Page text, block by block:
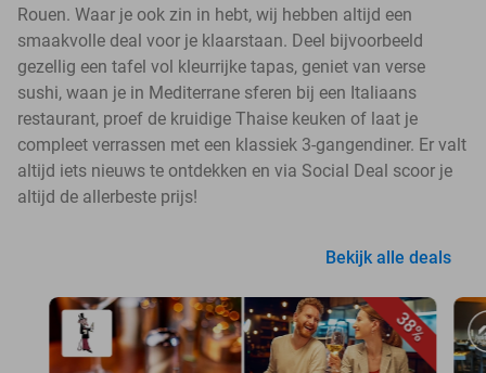
Rouen. Waar je ook zin in hebt, wij hebben altijd een
smaakvolle deal voor je klaarstaan. Deel bijvoorbeeld
gezellig een tafel vol kleurrijke tapas, geniet van verse
sushi, waan je in Mediterrane sferen bij een Italiaans
restaurant, proef de kruidige Thaise keuken of laat je
compleet verrassen met een klassiek 3-gangendiner. Er valt
altijd iets nieuws te ontdekken en via Social Deal scoor je
altijd de allerbeste prijs!
Bekijk alle deals
38%